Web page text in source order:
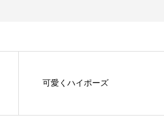
可愛くハイポーズ